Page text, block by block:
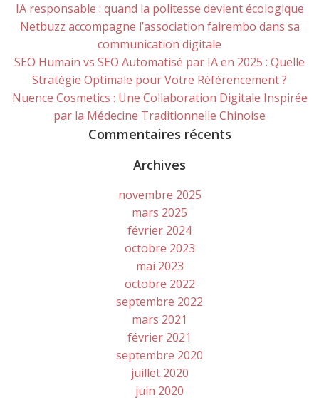
IA responsable : quand la politesse devient écologique
Netbuzz accompagne l’association fairembo dans sa
communication digitale
SEO Humain vs SEO Automatisé par IA en 2025 : Quelle
Stratégie Optimale pour Votre Référencement ?
Nuence Cosmetics : Une Collaboration Digitale Inspirée
par la Médecine Traditionnelle Chinoise
Commentaires récents
Archives
novembre 2025
mars 2025
février 2024
octobre 2023
mai 2023
octobre 2022
septembre 2022
mars 2021
février 2021
septembre 2020
juillet 2020
juin 2020